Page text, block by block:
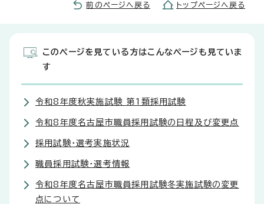
前のページへ戻る トップページへ戻る
このページを見ている方はこんなページも見ていま
す
令和8年度秋実施試験 第1類採用試験
令和8年度名古屋市職員採用試験の日程及び変更点
採用試験・選考実施状況
職員採用試験・選考情報
令和8年度名古屋市職員採用試験冬実施試験の変更
点について